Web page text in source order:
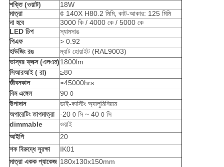
শক্তি (ওয়াট)
18W
মাত্রা
¢ 140X H80.2 মিমি, কাট-আকার: 125 মিমি
না হবে
3000 কি / 4000 কে / 5000 কে
LED চিপ
স্যামসাঙ
পিএফ
> 0.92
হাউজিং রঙ
ম্যাট হোয়াইট (RAL9003)
ভাস্বর ফ্লক্স (এলএম)1800lm
সিআরআই ( রা)
≥80
জীবনকাল
≥45000hrs
বিম এঙ্গেল
90 0
উপাদান
ডাই-কাস্টিং অ্যালুমিনিয়াম
অপারেটিং তাপমাত্রা
-20 0সি ~ 40 0সি
dimmable
ওয়াই
আইপি
20
শক বিরুদ্ধে সুরক্ষা
IK01
মাত্রা একক প্যাকেজ 180x130x150mm